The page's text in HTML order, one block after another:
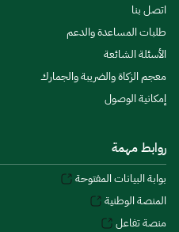
اتصل بنا
طلبات المساعدة والدعم
الأسئلة الشائعة
معجم الزكاة والضريبة والجمارك
إمكانية الوصول
روابط مهمة
بوابة البيانات المفتوحة
المنصة الوطنية
منصة تفاعل